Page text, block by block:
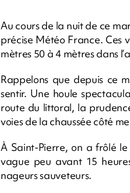
Au cours de la nuit de ce
précise Météo France. Ces
mètres 50 à 4 mètres dans
Rappelons que depuis ce
sentir. Une houle
route du littoral, la
voies de la chaussée côté
À Saint-Pierre, on a frôlé
vague peu avant 15
nageurs sauveteurs.